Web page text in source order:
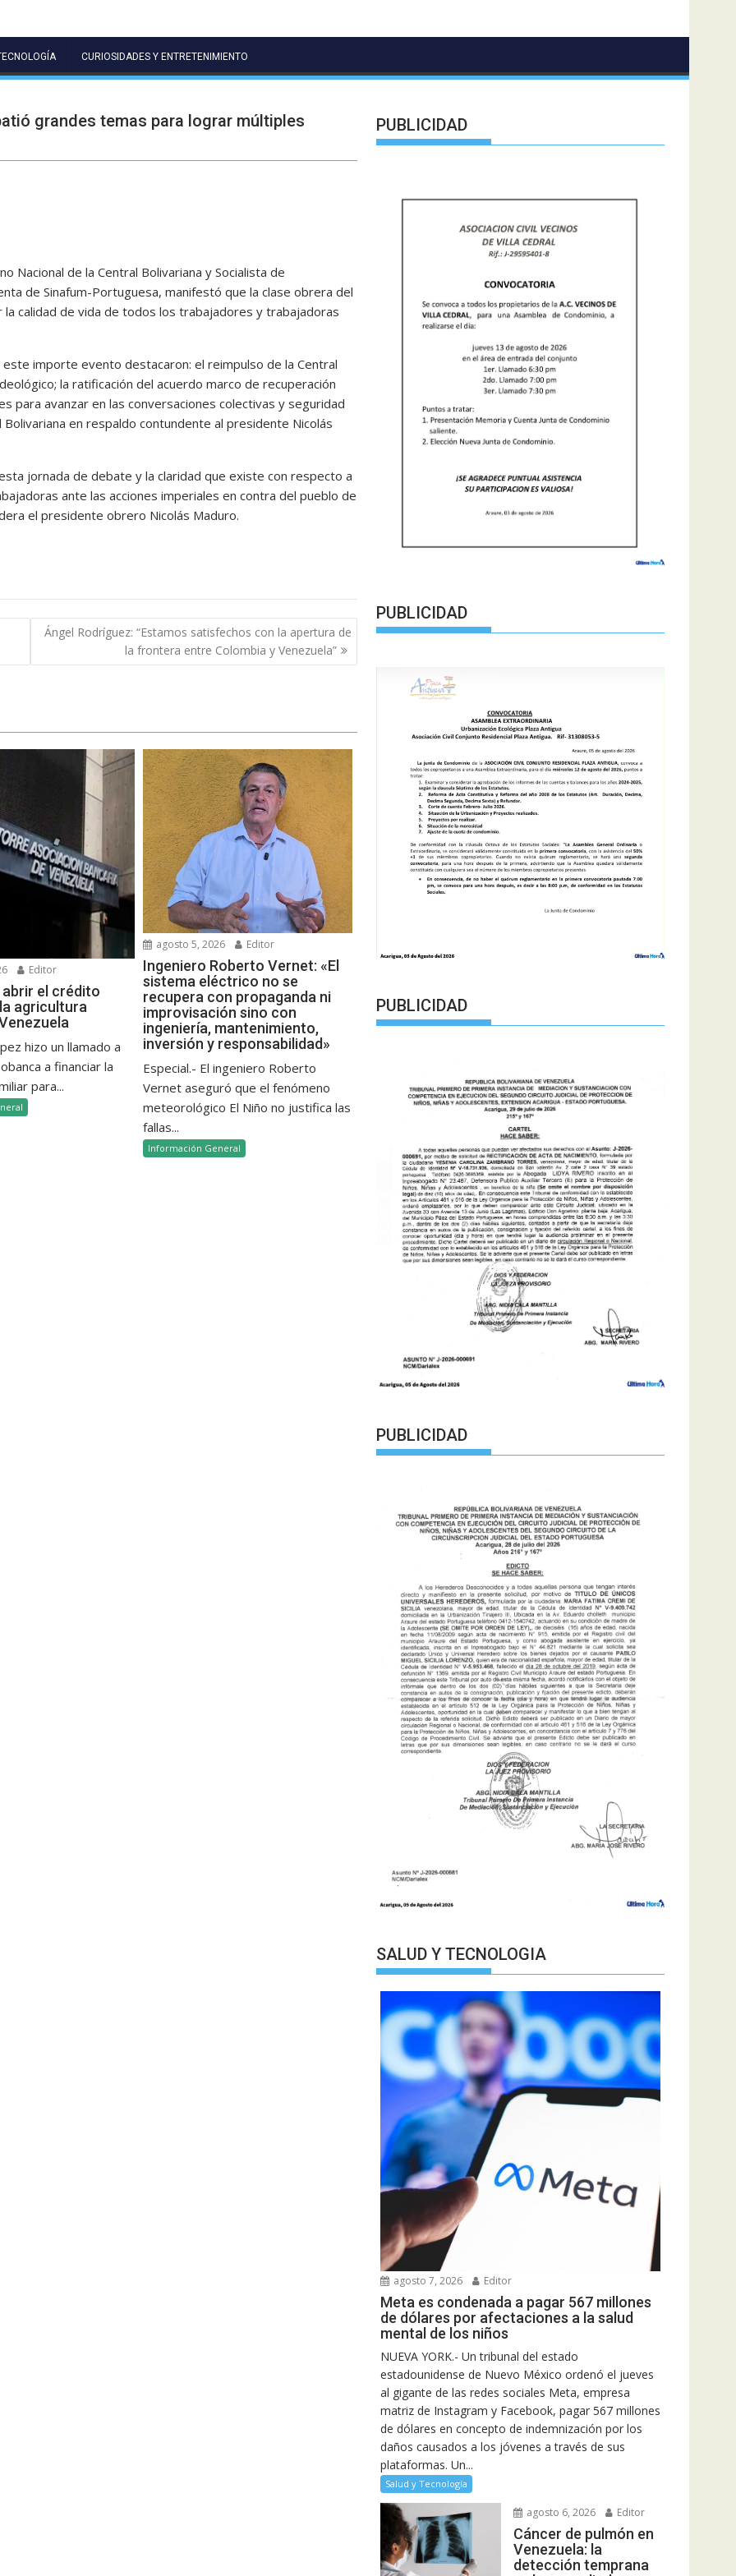
CURIOSIDADES Y ENTRETENIMIENTO
grandes temas para lograr múltiples
Nacional de la Central Bolivariana y Socialista de
de Sinafum-Portuguesa, manifestó que la clase obrera del
calidad de vida de todos los trabajadores y trabajadoras
importe evento destacaron: el reimpulso de la Central
la ratificación del acuerdo marco de recuperación
para avanzar en las conversaciones colectivas y seguridad
en respaldo contundente al presidente Nicolás
jornada de debate y la claridad que existe con respecto a
ante las acciones imperiales en contra del pueblo de
el presidente obrero Nicolás Maduro.
Ángel Rodríguez: “Estamos satisfechos con la apertura de
la frontera entre Colombia y Venezuela”
Editor
abrir el crédito
agricultura
hizo un llamado a
a financiar la
para...
agosto 5, 2026 Editor
Ingeniero Roberto Vernet: «El
sistema eléctrico no se
recupera con propaganda ni
improvisación sino con
ingeniería, mantenimiento,
inversión y responsabilidad»
Especial.- El ingeniero Roberto
Vernet aseguró que el fenómeno
meteorológico El Niño no justifica las
fallas...
Información General
PUBLICIDAD
PUBLICIDAD
PUBLICIDAD
PUBLICIDAD
SALUD Y TECNOLOGIA
agosto 7, 2026 Editor
Meta es condenada a pagar 567 millones
de dólares por afectaciones a la salud
mental de los niños
NUEVA YORK.- Un tribunal del estado
estadounidense de Nuevo México ordenó el jueves
al gigante de las redes sociales Meta, empresa
matriz de Instagram y Facebook, pagar 567 millones
de dólares en concepto de indemnización por los
daños causados a los jóvenes a través de sus
plataformas. Un...
Salud y Tecnología
agosto 6, 2026 Editor
Cáncer de pulmón en
Venezuela: la
detección temprana